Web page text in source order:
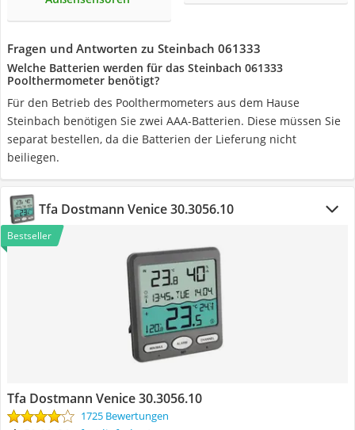
Fragen und Antworten zu Steinbach 061333
Welche Batterien werden für das Steinbach 061333
Poolthermometer benötigt?
Für den Betrieb des Poolthermometers aus dem Hause
Steinbach benötigen Sie zwei AAA-Batterien. Diese müssen Sie
separat bestellen, da die Batterien der Lieferung nicht
beiliegen.
Tfa Dostmann Venice 30.3056.10
Bestseller
Tfa Dostmann Venice 30.3056.10
1725 Bewertungen